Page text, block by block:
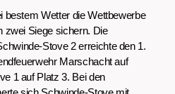
bestem Wetter die Wettbewerbe
zwei Siege sichern. Die
Stove 2 erreichte den 1.
Marschacht auf
1 auf Platz 3. Bei den